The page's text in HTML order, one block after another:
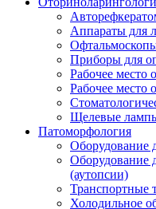
Аппараты для
Приборы для
Рабочее место
Рабочее место
Щелевые
Патоморфология
Оборудование
Оборудование
(аутопсии)
Транспортные
Холодильное